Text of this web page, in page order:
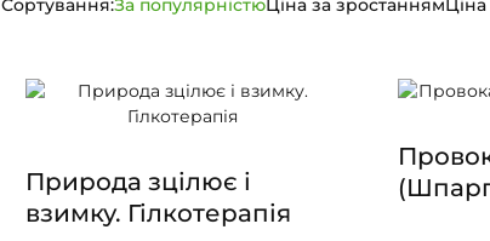
Сортування:За популярністюЦіна за зростанням
Природа зцілює і
взимку. Гілкотерапія